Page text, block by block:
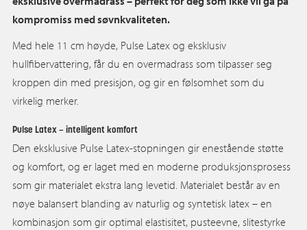
kompromiss med søvnkvaliteten.
Med hele 11 cm høyde, Pulse Latex og eksklusiv
hullfibervattering, får du en overmadrass som tilpasser seg
kroppen din med presisjon, og gir en følsomhet som du
virkelig merker.
Pulse Latex – intelligent komfort
Den eksklusive Pulse Latex-stopningen gir enestående støtte
og komfort, og er laget med en moderne produksjonsprosess
som gir materialet ekstra lang levetid. Materialet består av en
nøye balansert blanding av naturlig og syntetisk latex – en
kombinasjon som gir optimal elastisitet, pusteevne, slitestyrke